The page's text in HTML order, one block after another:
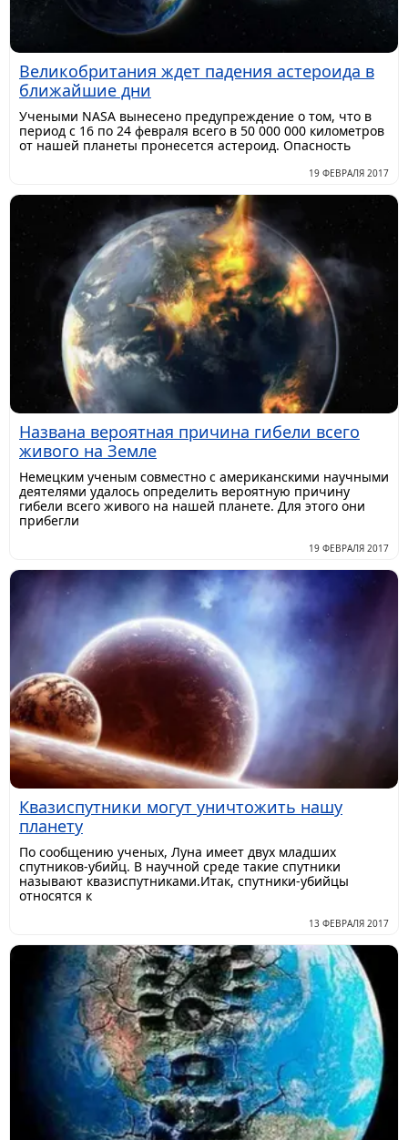
Великобритания ждет падения астероида в
ближайшие дни
Учеными NASA вынесено предупреждение о том, что в
период с 16 по 24 февраля всего в 50 000 000 километров
от нашей планеты пронесется астероид. Опасность
19 ФЕВРАЛЯ 2017
Названа вероятная причина гибели всего
живого на Земле
Немецким ученым совместно с американскими научными
деятелями удалось определить вероятную причину
гибели всего живого на нашей планете. Для этого они
прибегли
19 ФЕВРАЛЯ 2017
Квазиспутники могут уничтожить нашу
планету
По сообщению ученых, Луна имеет двух младших
спутников-убийц. В научной среде такие спутники
называют квазиспутниками.Итак, спутники-убийцы
относятся к
13 ФЕВРАЛЯ 2017